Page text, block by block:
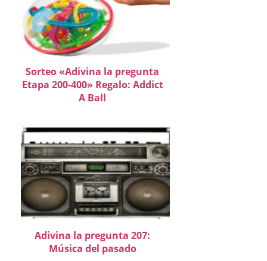
Sorteo «Adivina la pregunta
Etapa 200-400» Regalo: Addict
A Ball
Adivina la pregunta 207:
Música del pasado